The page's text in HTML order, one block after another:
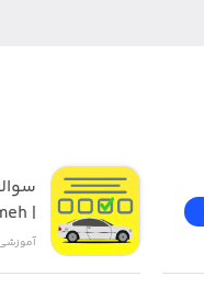
| Aiennameh
آموزشی